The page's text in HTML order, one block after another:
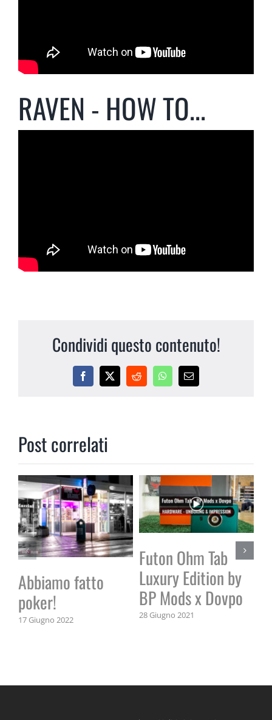
RAVEN - HOW TO...
Condividi questo contenuto!
Facebook
X RedditWhatsApp
Email
Post correlati
Abbiamo fatto
poker!
17 Giugno 2022
Futon Ohm Tab
Luxury Edition by
BP Mods x Dovpo
28 Giugno 2021